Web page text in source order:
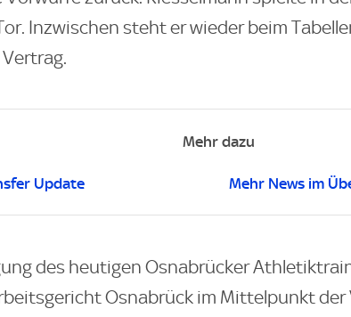
Inzwischen steht er wieder beim
Mehr dazu
Update Mehr News im
des heutigen Osnabrücker
Osnabrück im Mittelpunkt der